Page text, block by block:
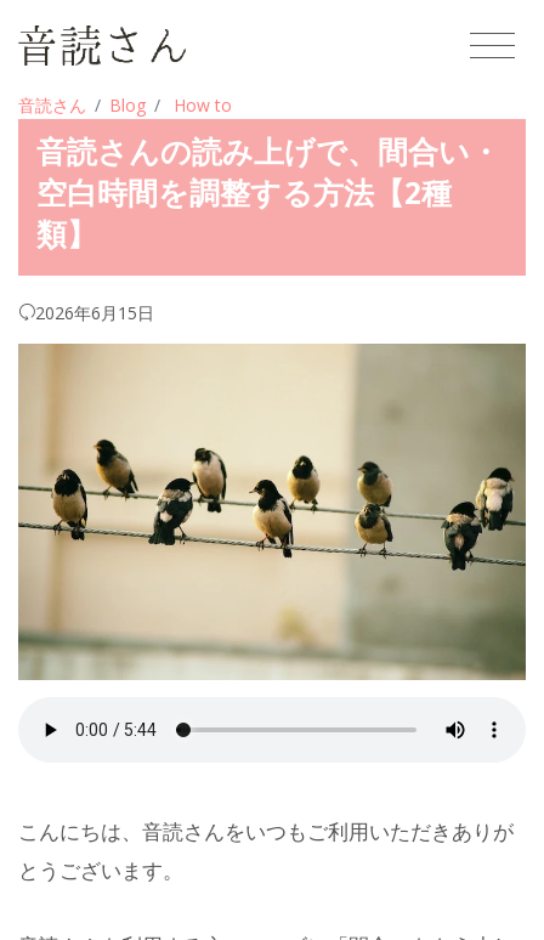
音読さん Blog How to
音読さんの読み上げで、間合い・
空白時間を調整する方法【2種
類】
2026年6月15日
こんにちは、音読さんをいつもご利用いただきありが
とうございます。